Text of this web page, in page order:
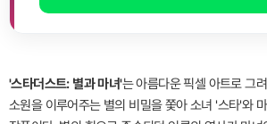
'스타더스트: 별과 마녀'는 아름다운 픽셀 아트로 그
소원을 이루어주는 별의 비밀을 쫓아 소녀 '스타'와